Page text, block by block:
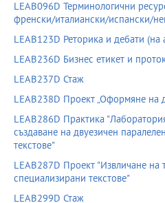
LEAB096D Терминологични
френски/италиански/испански/
LEAB123D Реторика и дебати (на
LEAB236D Бизнес етикет и
LEAB237D Стаж
LEAB238D Проект „Оформяне на
LEAB286D Практика
създаване на двуезичен
текстове"
LEAB287D Проект "Извличане на
специализирани текстове"
LEAB299D Стаж